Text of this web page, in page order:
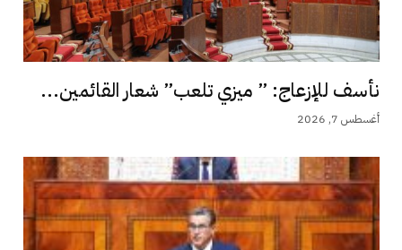
نأسف للإزعاج: ” ميزي تلعب” شعار القائمين...
أغسطس 7, 2026